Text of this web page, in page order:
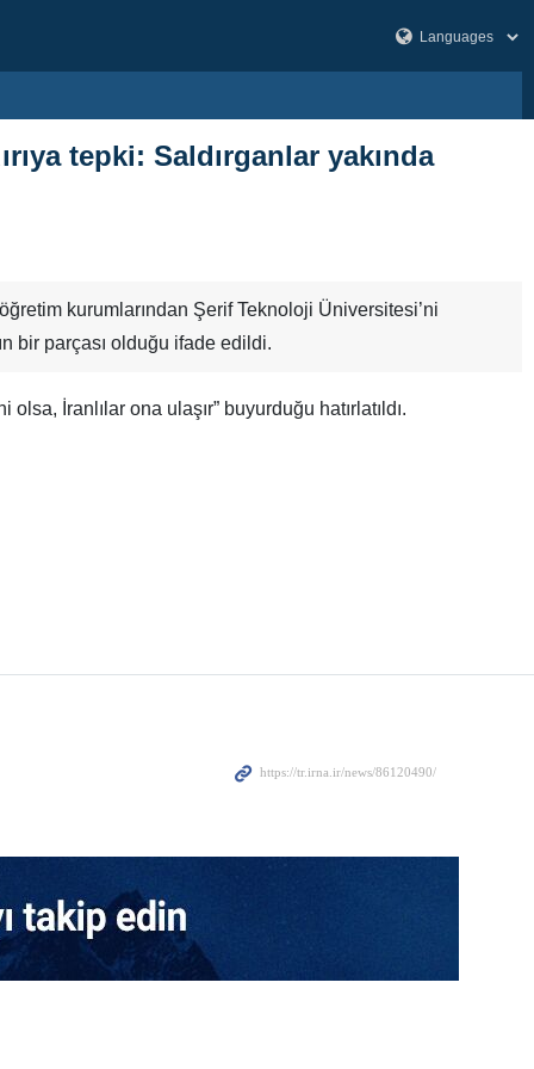
tepki: Saldırganlar yakında
kurumlarından Şerif Teknoloji Üniversitesi’ni
bir parçası olduğu ifade edildi.
İranlılar ona ulaşır” buyurduğu hatırlatıldı.